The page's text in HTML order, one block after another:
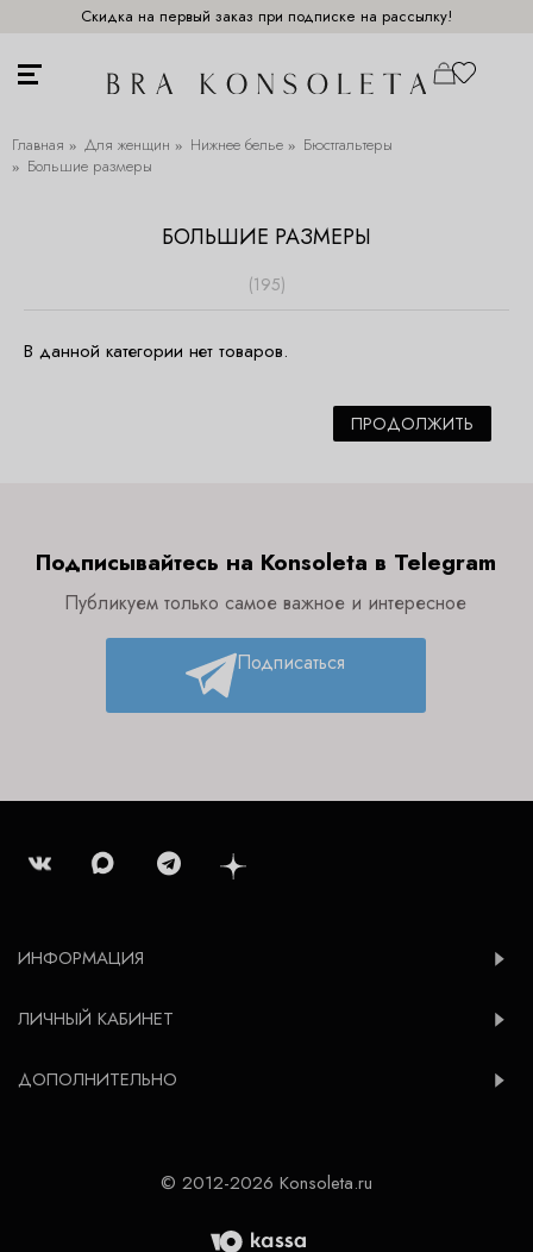
Скидка на первый заказ при подписке на рассылку!
Главная Для женщин Нижнее белье
Бюстгальтеры
Большие размеры
БОЛЬШИЕ РАЗМЕРЫ
(195)
В данной категории нет товаров.
ПРОДОЛЖИТЬ
Подписывайтесь на Konsoleta в Telegram
Публикуем только самое важное и интересное
Подписаться
ИНФОРМАЦИЯ
ЛИЧНЫЙ КАБИНЕТ
ДОПОЛНИТЕЛЬНО
© 2012-2026 Konsoleta.ru